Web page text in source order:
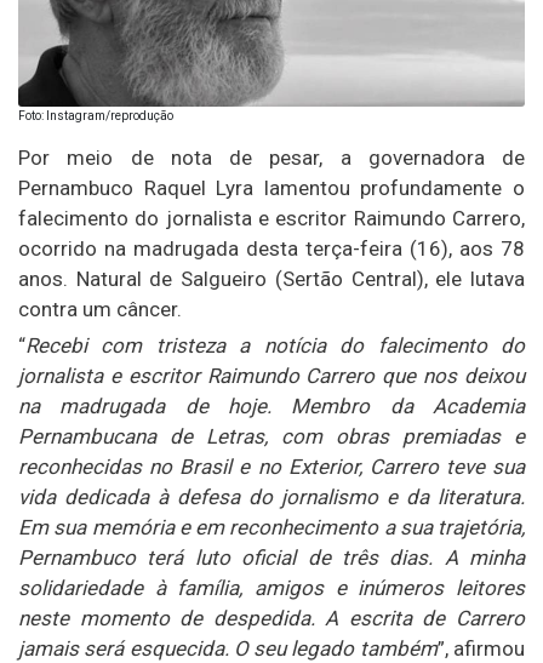
Foto: Instagram/reprodução
Por meio de nota de pesar, a governadora de
Pernambuco Raquel Lyra lamentou profundamente o
falecimento do jornalista e escritor Raimundo Carrero,
ocorrido na madrugada desta terça-feira (16), aos 78
anos. Natural de Salgueiro (Sertão Central), ele lutava
contra um câncer.
“Recebi com tristeza a notícia do falecimento do
jornalista e escritor Raimundo Carrero que nos deixou
na madrugada de hoje. Membro da Academia
Pernambucana de Letras, com obras premiadas e
reconhecidas no Brasil e no Exterior, Carrero teve sua
vida dedicada à defesa do jornalismo e da literatura.
Em sua memória e em reconhecimento a sua trajetória,
Pernambuco terá luto oficial de três dias. A minha
solidariedade à família, amigos e inúmeros leitores
neste momento de despedida. A escrita de Carrero
jamais será esquecida. O seu legado também”, afirmou